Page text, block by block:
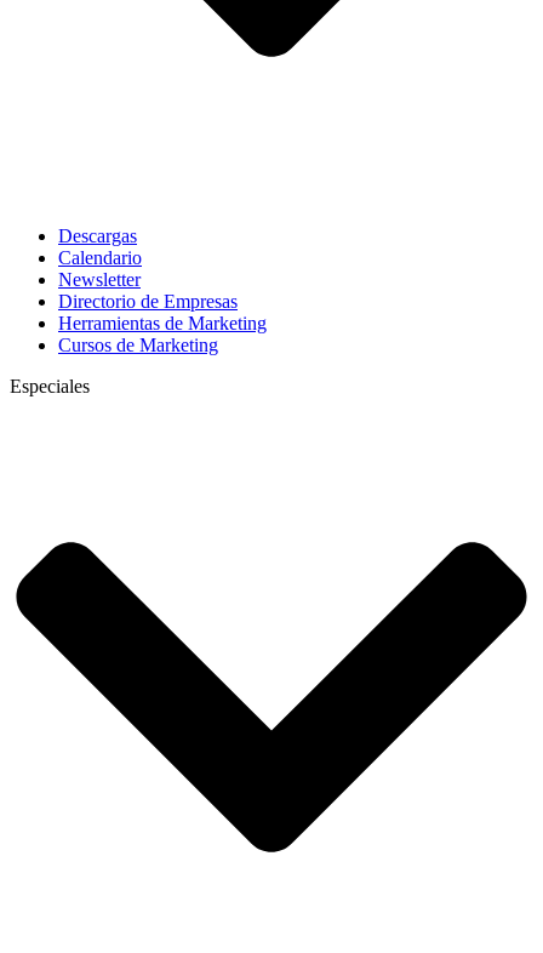
Descargas
Calendario
Newsletter
Directorio de Empresas
Herramientas de Marketing
Cursos de Marketing
Especiales